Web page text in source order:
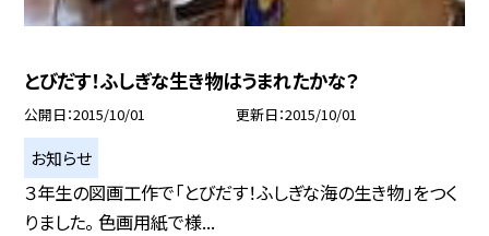
とびだす！ふしぎな生き物はうまれたかな？
公開日 2015/10/01 更新日 2015/10/01
お知らせ
３年生の図画工作で「とびだす！ふしぎな海の生き物」をつく
りました。 色画用紙で様...